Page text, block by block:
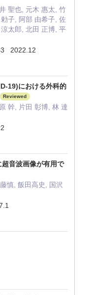
聖也, 元木 惠太, 竹
子, 阿部 由希子, 佐
太郎, 北田 正博, 平
2022.12
19)における外科的
Reviewed
幹, 片田 彰博, 林 達
音波画像が有用で
慎, 飯田高史, 国沢